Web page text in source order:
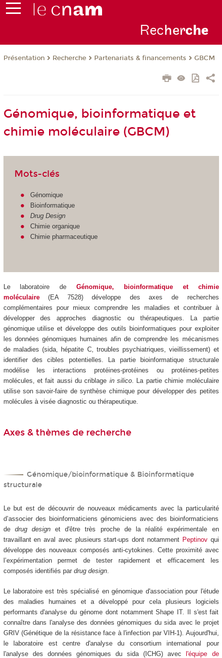
Recherche
Présentation Recherche Partenariats & financements GBCM
Génomique, bioinformatique et
chimie moléculaire (GBCM)
Mots-clés
Génomique
Bioinformatique
Drug Design
Chimie organique
Chimie pharmaceutique
Le laboratoire deGénomique, bioinformatique et chimie
moléculaire
(EA 7528) développe des axes de recherches
complémentaires pour mieux comprendre les maladies et contribuer à
développer des approches diagnostic ou thérapeutiques. La partie
génomique utilise et développe des outils bioinformatiques pour exploiter
les données génomiques humaines afin de comprendre les mécanismes
de maladies (sida, hépatite C, troubles psychiatriques, vieillissement) et
identifier des cibles potentielles. La partie bioinformatique structurale
modélise les interactions protéines-protéines ou protéines-petites
molécules, et fait aussi du criblage in silico. La partie chimie moléculaire
utilise son savoir-faire de synthèse chimique pour développer des petites
molécules à visée diagnostic ou thérapeutique.
Axes & thèmes de recherche
Génomique/bioinformatique & Bioinformatique
structurale
Le but est de découvrir de nouveaux médicaments avec la particularité
d’associer des bioinformaticiens génomiciens avec des bioinformaticiens
de drug designet d'être très proche de la réalité expérimentale en
travaillant en aval avec plusieurs start-ups dont notamment Peptinovqui
développe des nouveaux composés anti-cytokines. Cette proximité avec
l’expérimentation permet de tester rapidement et efficacement les
composés identifiés par drug design.
Le laboratoire est très spécialisé en génomique d'association pour l'étude
des maladies humaines et a développé pour cela plusieurs logiciels
performants d'analyse du génome dont notamment Shape IT. Il s'est fait
connaître dans l'analyse des données génomiques du sida avec le projet
GRIV (Génétique de la résistance face à l'infection par VIH-1). Aujourd'hui,
le laboratoire est centre d'analyse du consortium international pour
l'analyse des données génomiques du sida (ICHG) avec
l'équipe de